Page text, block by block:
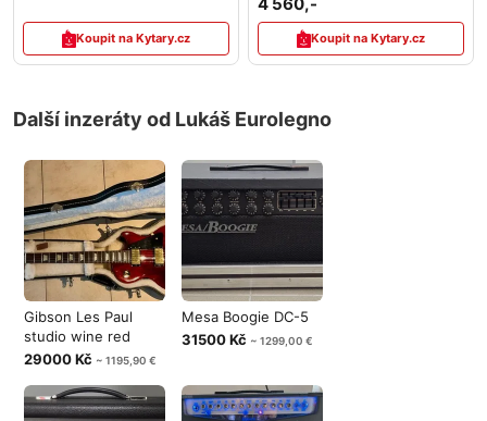
Koupit na Kytary.cz Koupit na Kytary.cz
Další inzeráty od Lukáš Eurolegno
Gibson Les Paul
studio wine red
29000 Kč ~ 1195,90 €
Mesa Boogie DC-5
31500 Kč ~ 1299,00 €